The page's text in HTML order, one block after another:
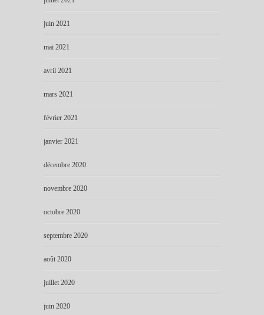
juin 2021
mai 2021
avril 2021
mars 2021
février 2021
janvier 2021
décembre 2020
novembre 2020
octobre 2020
septembre 2020
août 2020
juillet 2020
juin 2020